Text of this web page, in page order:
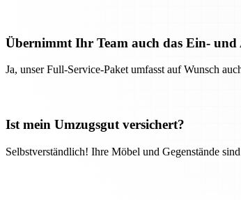
Übernimmt Ihr Team auch das Ein- und
Ja, unser Full-Service-Paket umfasst auf Wunsch
Ist mein Umzugsgut versichert?
Selbstverständlich! Ihre Möbel und Gegenstände